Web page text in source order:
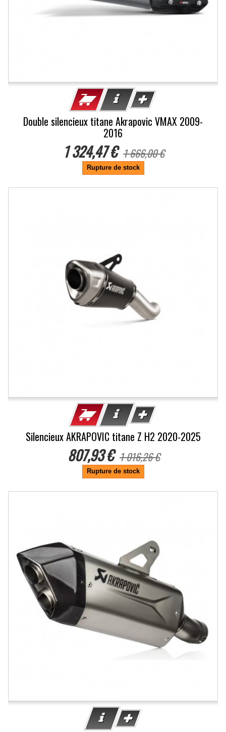
Double silencieux titane Akrapovic VMAX 2009-
2016
1 324,47 € 1 666,00 €
Rupture de stock
Silencieux AKRAPOVIC titane Z H2 2020-2025
807,93 € 1 016,26 €
Rupture de stock